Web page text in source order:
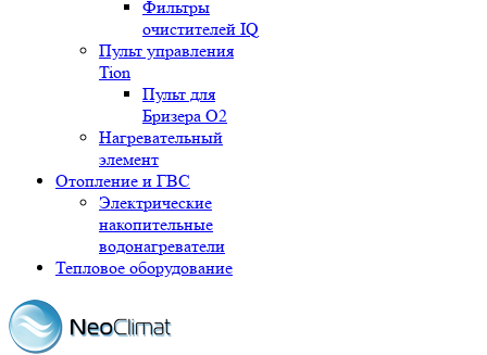
Фильтры
очистителей IQ
Пульт управления
Tion
Пульт для
Бризера O2
Нагревательный
элемент
Отопление и ГВС
Электрические
накопительные
водонагреватели
Тепловое оборудование